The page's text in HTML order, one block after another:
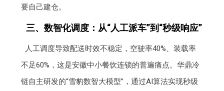
要自己建仓。
三、数智化调度：从“人工派车”到“秒级响应”
人工调度导致配送时效不稳定，空驶率40%、装载率
不足60%，这是安徽中小餐饮连锁的普遍痛点。华鼎冷
链自主研发的“雪豹数智大模型”，通过AI算法实现秒级